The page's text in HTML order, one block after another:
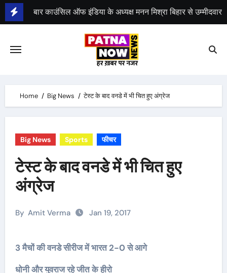
Skip
to
भीम सेना का भारत बंद, राजद का बंद को समर्थन
Home Big News टेस्ट के बाद वनडे में भी चित हुए अंग्रेज
Big News Sports फीचर
टेस्ट के बाद वनडे में भी चित हुए
अंग्रेज
By Amit Verma Jan 19, 2017
3 मैचों की वनडे सीरीज में भारत 2-0 से आगे
धोनी और युवराज रहे जीत के हीरो